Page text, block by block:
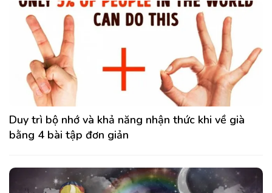
Duy trì bộ nhớ và khả năng nhận thức khi về già
bằng 4 bài tập đơn giản